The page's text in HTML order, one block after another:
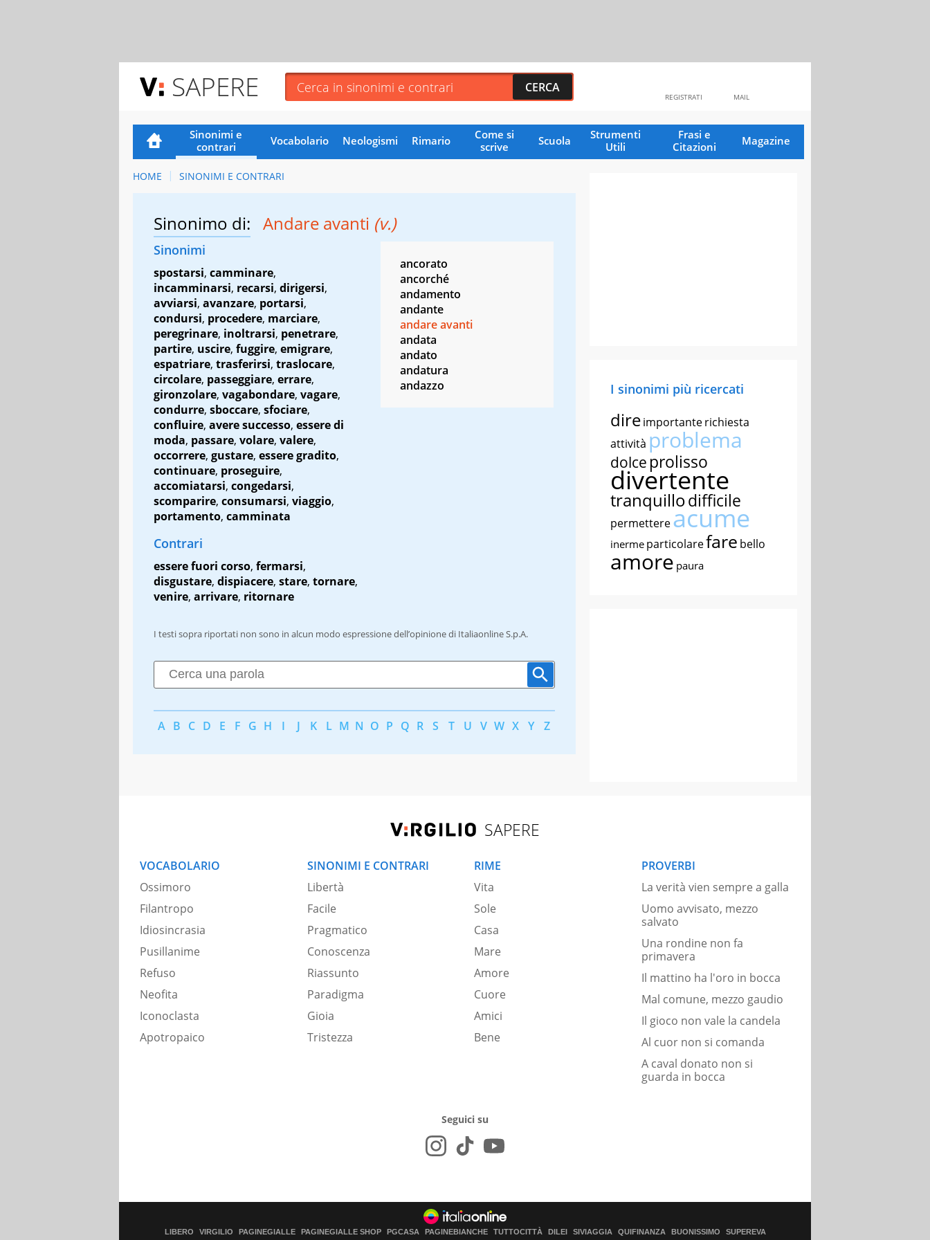
SAPERE MAIL
REGISTRATI
Sinonimi e
contrari
Vocabolario Neologismi Rimario
Come si
scrive
Scuola
Strumenti
Utili
Frasi e
Citazioni
Magazine
HOME SINONIMI E CONTRARI
Sinonimo di: Andare avanti (v.)
Sinonimi
spostarsi, camminare,
incamminarsi, recarsi, dirigersi,
avviarsi, avanzare, portarsi,
condursi, procedere, marciare,
peregrinare, inoltrarsi, penetrare,
partire, uscire, fuggire, emigrare,
espatriare, trasferirsi, traslocare,
circolare, passeggiare, errare,
gironzolare, vagabondare, vagare,
condurre, sboccare, sfociare,
confluire, avere successo, essere di
moda, passare, volare, valere,
occorrere, gustare, essere gradito,
continuare, proseguire,
accomiatarsi, congedarsi,
scomparire, consumarsi, viaggio,
portamento, camminata
Contrari
essere fuori corso, fermarsi,
disgustare, dispiacere, stare, tornare,
venire, arrivare, ritornare
ancorato
ancorché
andamento
andante
andare avanti
andata
andato
andatura
andazzo
I testi sopra riportati non sono in alcun modo espressione dell’opinione di Italiaonline S.p.A.
A B C D E F G H I J K L M N O P Q R S T U V W X Y Z
I sinonimi più ricercati
direimportanterichiesta
attività problema
dolce prolisso
divertente
tranquillodifficile
permettereacume
inerme particolarefare bello
amore paura
SAPERE
VOCABOLARIO
Ossimoro
Filantropo
Idiosincrasia
Pusillanime
Refuso
Neofita
Iconoclasta
Apotropaico
SINONIMI E CONTRARI
Libertà
Facile
Pragmatico
Conoscenza
Riassunto
Paradigma
Gioia
Tristezza
RIME
Vita
Sole
Casa
Mare
Amore
Cuore
Amici
Bene
PROVERBI
La verità vien sempre a galla
Uomo avvisato, mezzo
salvato
Una rondine non fa
primavera
Il mattino ha l'oro in bocca
Mal comune, mezzo gaudio
Il gioco non vale la candela
Al cuor non si comanda
A caval donato non si
guarda in bocca
Seguici su
LIBERO VIRGILIO PAGINEGIALLE PAGINEGIALLE SHOP PGCASA PAGINEBIANCHE TUTTOCITTÀ DILEI SIVIAGGIA QUIFINANZA BUONISSIMO SUPEREVA